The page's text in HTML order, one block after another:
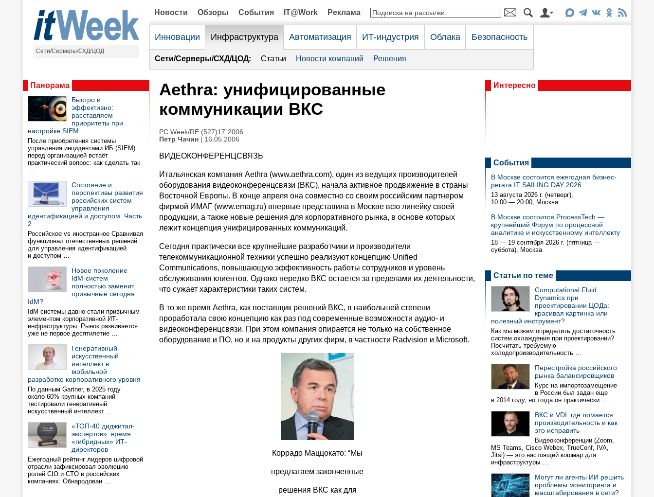
Сети/Серверы/СХД/ЦОД
Новости Обзоры События IT@Work Реклама
Инновации Инфраструктура Автоматизация ИТ-индустрия Облака Безопасность
Сети/Серверы/СХД/ЦОД: Статьи Новости компаний Решения
Панорама
Быстро и
эффективно:
расставляем
приоритеты при
настройке SIEM
После приобретения системы
управления инцидентами ИБ (SIEM)
перед организацией встаёт
практический вопрос: как сделать так
…
Состояние и
перспективы развития
российских систем
управления
идентификацией и доступом. Часть
2
Российское vs иностранное Сравнивая
функционал отечественных решений
для управления идентификацией
и доступом …
Новое поколение
IdM-систем
полностью заменит
привычные сегодня
IdM?
IdM-системы давно стали привычным
элементом корпоративной ИТ-
инфраструктуры. Рынок развивается
уже не первое десятилетие …
Генеративный
искусственный
интеллект в
мобильной
разработке корпоративного уровня
По данным Gartner, в 2025 году
около 60% крупных компаний
тестировали генеративный
искусственный интеллект …
«ТОП-40 диджитал-
экспертов»: время
«гибридных» ИТ-
директоров
Ежегодный рейтинг лидеров цифровой
отрасли зафиксировал эволюцию
ролей CIO и CTO в российских
компаниях. Обнародован …
Aethra: унифицированные
коммуникации ВКС
PC Week/RE (527)17`2006
Петр Чачин | 16.05.2006
ВИДЕОКОНФЕРЕНЦСВЯЗЬ
Итальянская компания Aethra (www.aethra.com), один из ведущих производителей
оборудования видеоконференцсвязи (ВКС), начала активное продвижение в страны
Восточной Европы. В конце апреля она совместно со своим российским партнером
фирмой ИМАГ (www.emag.ru) впервые представила в Москве всю линейку своей
продукции, а также новые решения для корпоративного рынка, в основе которых
лежит концепция унифицированных коммуникаций.
Сегодня практически все крупнейшие разработчики и производители
телекоммуникационной техники успешно реализуют концепцию Unified
Communications, повышающую эффективность работы сотрудников и уровень
обслуживания клиентов. Однако нередко ВКС остается за пределами их деятельности,
что сужает характеристики таких систем.
В то же время Aethra, как поставщик решений ВКС, в наибольшей степени
проработала свою концепцию как раз под современные возможности аудио- и
видеоконференцсвязи. При этом компания опирается не только на собственное
оборудование и ПО, но и на продукты других фирм, в частности Radvision и Microsoft.
Коррадо Маццокато: “Мы
предлагаем законченные
решения ВКС как для
Интересно
События
В Москве состоится ежегодная бизнес-
регата IT SAILING DAY 2026
13 августа 2026 г. (четверг),
10:00 — 20:00, Москва
В Москве состоится ProcessTech —
крупнейший Форум по процессной
аналитике и искусственному интеллекту
18 — 19 сентября 2026 г. (пятница —
суббота), Москва
Статьи по теме
Computational Fluid
Dynamics при
проектировании ЦОДа:
красивая картинка или
полезный инструмент?
Как мы можем определить достаточность
систем охлаждения при проектировании?
Посчитать требуемую
холодопроизводительность …
Перестройка российского
рынка балансировщиков
Курс на импортозамещение
в России был задан еще
в 2014 году, но тогда он практически …
ВКС и VDI: где ломается
производительность и как
это исправить
Видеоконференции (Zoom,
MS Teams, Cisco Webex, TrueConf, IVA,
Jitsi) — это настоящий кошмар для
инфраструктуры …
Могут ли агенты ИИ решить
проблемы мониторинга и
масштабирования в сети?